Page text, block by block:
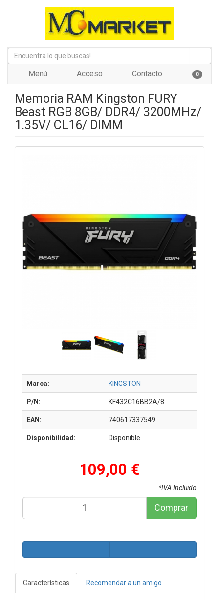
Menú Acceso Contacto 0
Memoria RAM Kingston FURY
Beast RGB 8GB/ DDR4/ 3200MHz/
1.35V/ CL16/ DIMM
Marca: KINGSTON
P/N: KF432C16BB2A/8
EAN: 740617337549
Disponibilidad: Disponible
109,00 €
*IVA Incluido
Comprar
Características Recomendar a un amigo